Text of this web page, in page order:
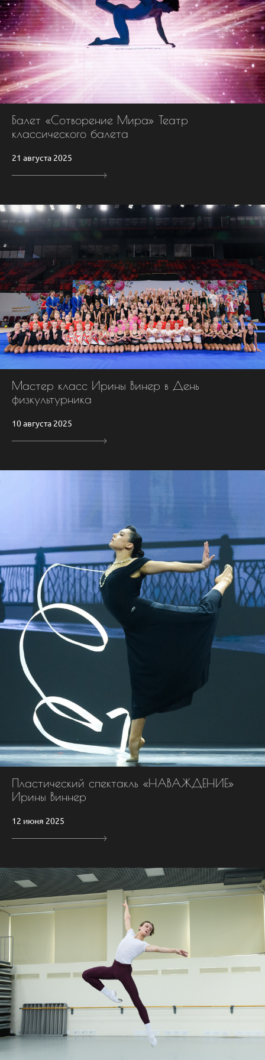
Балет «Сотворение Мира» Театр
классического балета
21 августа 2025
Мастер класс Ирины Винер в День
физкультурника
10 августа 2025
Пластический спектакль «НАВАЖДЕНИЕ»
Ирины Виннер
12 июня 2025